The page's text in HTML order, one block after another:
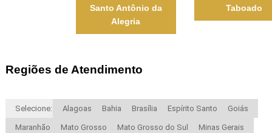
Santo Antônio da
Alegria
Taboado
Regiões de Atendimento
Selecione: Alagoas Bahia Brasília Espírito Santo Goiás
Maranhão Mato Grosso Mato Grosso do Sul Minas Gerais